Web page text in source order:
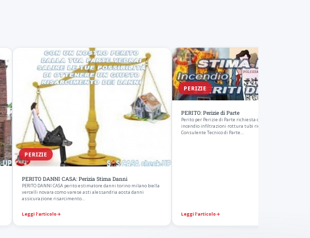
PERIZIE
PERITO DANNI CASA: Perizia Stima Danni
PERITO DANNI CASA perito estimatore danni torino milano biella
vercelli novara como varese asti alessandria aosta danni
assicurazione risarcimento…
Leggi l’articolo→
PERIZIE
PERITO: Perizie di Parte
Perito per Perizie di Parte richiesta danni assicurazione per
incendio infiltrazioni rottura tubi ricerca perdite acqua
Consulente Tecnico di Parte…
Leggi l’articolo→